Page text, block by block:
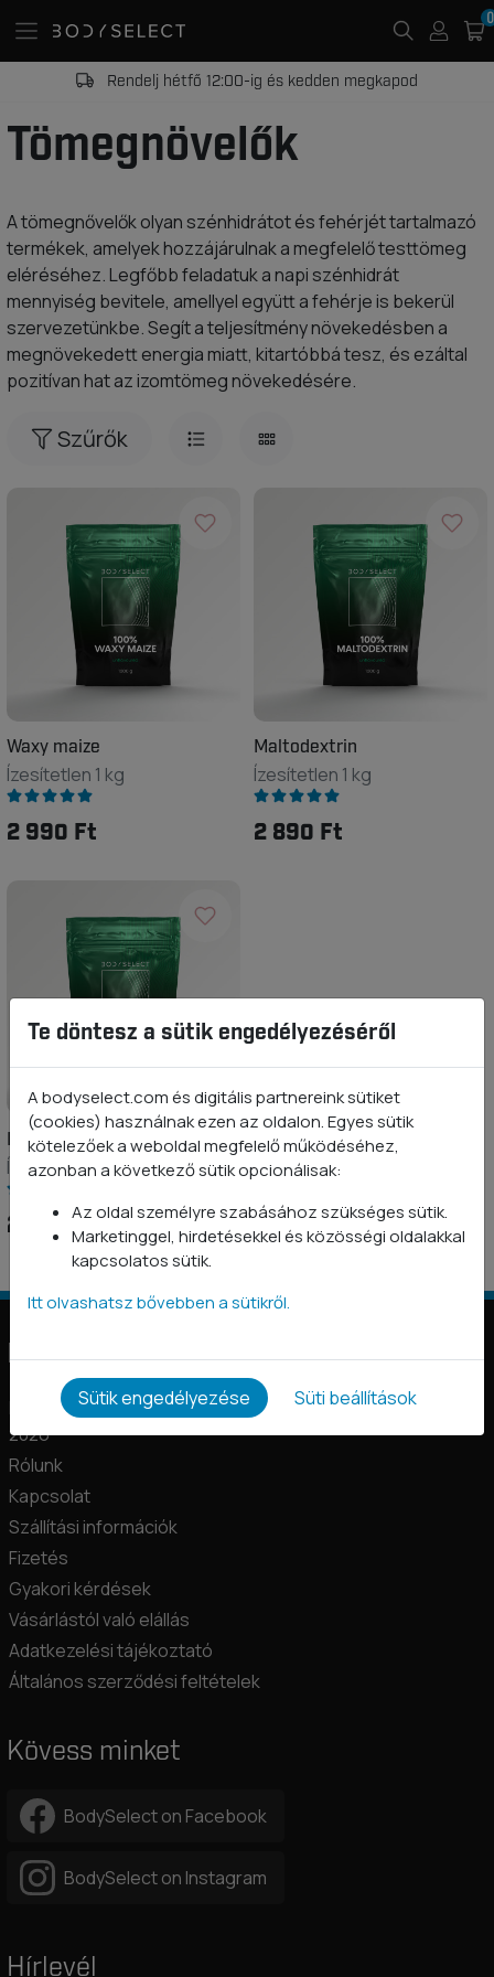
Rendelj hétfő 12:00-ig és kedden megkapod
Tömegnövelők
A tömegnővelők olyan szénhidrátot és fehérjét tartalmazó
termékek, amelyek hozzájárulnak a megfelelő testtömeg
eléréséhez. Legfőbb feladatuk a napi szénhidrát
mennyiség bevitele, amellyel együtt a fehérje is bekerül
szervezetünkbe. Segít a teljesítmény növekedésben a
megnövekedett energia miatt, kitartóbbá tesz, és ezáltal
pozitívan hat az izomtömeg növekedésére.
Szűrők
Waxy maize
Ízesítetlen 1 kg
2 990 Ft
Maltodextrin
Ízesítetlen 1 kg
2 890 Ft
Dextróz
Ízesítetlen 1 kg
2 490 Ft
0
Információk
BODYSELECT nyereményjáték és promóciós szabályzatok
2026
Rólunk
Kapcsolat
Szállítási információk
Fizetés
Gyakori kérdések
Vásárlástól való elállás
Adatkezelési tájékoztató
Általános szerződési feltételek
Kövess minket
BodySelect on Facebook
BodySelect on Instagram
Hírlevél
Te döntesz a sütik engedélyezéséről
A bodyselect.com és digitális partnereink sütiket
(cookies) használnak ezen az oldalon. Egyes sütik
kötelezőek a weboldal megfelelő működéséhez,
azonban a következő sütik opcionálisak:
Az oldal személyre szabásához szükséges sütik.
Marketinggel, hirdetésekkel és közösségi oldalakkal
kapcsolatos sütik.
Itt olvashatsz bővebben a sütikről.
Sütik engedélyezése Süti beállítások